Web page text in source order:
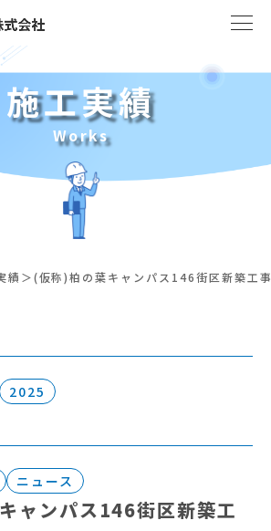
施工実績
Works
績 (仮称)柏の葉キャンパス146街区新築工
2025
ニュース
ャンパス146街区新築工